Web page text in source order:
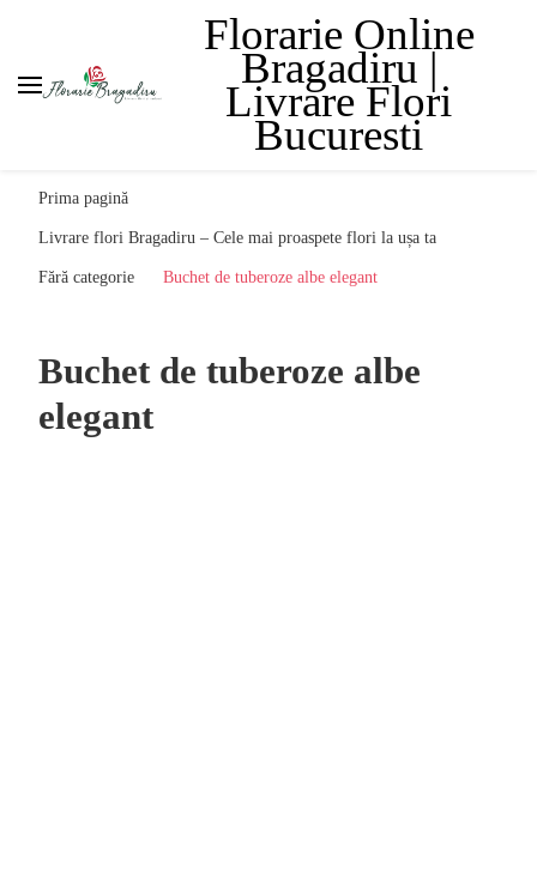
Florarie Online
Bragadiru |
Livrare Flori
Bucuresti
Prima pagină
Livrare flori Bragadiru – Cele mai proaspete flori la ușa ta
Fără categorie Buchet de tuberoze albe elegant
Buchet de tuberoze albe
elegant